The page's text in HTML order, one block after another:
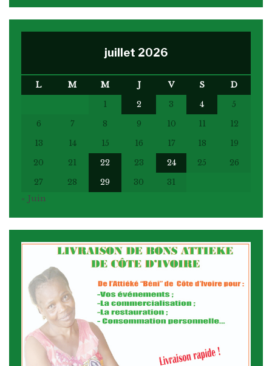
juillet 2026
L M M J V S
D
1
2 3 4
5
6
7 8 9 10 11
12
13
14 15 16 17 18
19
20
21 22 23 24 25
26
27
28 29 30
31
« Juin